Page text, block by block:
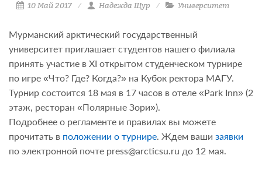
10 Май 2017 Надежда Щур Университет
Мурманский арктический государственный
университет приглашает студентов нашего филиала
принять участие в XI открытом студенческом турнире
по игре «Что? Где? Когда?» на Кубок ректора МАГУ.
Турнир состоится 18 мая в 17 часов в отеле «Park Inn» (2
этаж, ресторан «Полярные Зори»).
Подробнее о регламенте и правилах вы можете
прочитать в положении о турнире. Ждем ваши заявки
по электронной почте press@arcticsu.ru до 12 мая.